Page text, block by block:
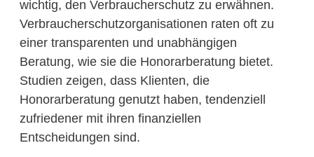
wichtig, den Verbraucherschutz zu erwähnen.
Verbraucherschutzorganisationen raten oft zu
einer transparenten und unabhängigen
Beratung, wie sie die Honorarberatung bietet.
Studien zeigen, dass Klienten, die
Honorarberatung genutzt haben, tendenziell
zufriedener mit ihren finanziellen
Entscheidungen sind.